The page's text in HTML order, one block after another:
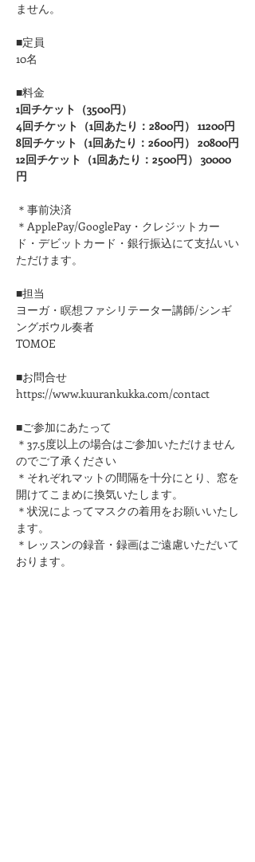
ません。
■定員
10名
■料金
1回チケット（3500円）
4回チケット（1回あたり：2800円） 11200円
8回チケット（1回あたり：2600円） 20800円
12回チケット（1回あたり：2500円） 30000
円
＊事前決済
＊ApplePay/GooglePay・クレジットカー
ド・デビットカード・銀行振込にて支払いい
ただけます。
■担当
ヨーガ・瞑想ファシリテーター講師/シンギ
ングボウル奏者
TOMOE
■お問合せ
https://www.kuurankukka.com/contact
■ご参加にあたって
＊37.5度以上の場合はご参加いただけません
のでご了承ください
​＊それぞれマットの間隔を十分にとり、窓を
開けてこまめに換気いたします。
＊状況によってマスクの着用をお願いいたし
ます。
＊レッスンの録音・録画はご遠慮いただいて
おります。